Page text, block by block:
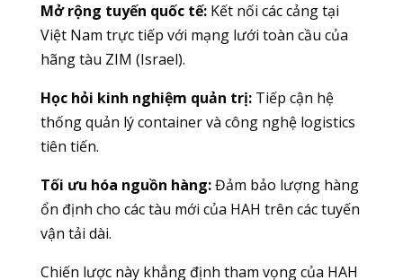
Mở rộng tuyến quốc tế:Kết nối các cảng tại
Việt Nam trực tiếp với mạng lưới toàn cầu của
hãng tàu ZIM (Israel).
Học hỏi kinh nghiệm quản trị:Tiếp cận hệ
thống quản lý container và công nghệ logistics
tiên tiến.
Tối ưu hóa nguồn hàng:Đảm bảo lượng hàng
ổn định cho các tàu mới của HAH trên các tuyến
vận tải dài.
Chiến lược này khẳng định tham vọng của HAH